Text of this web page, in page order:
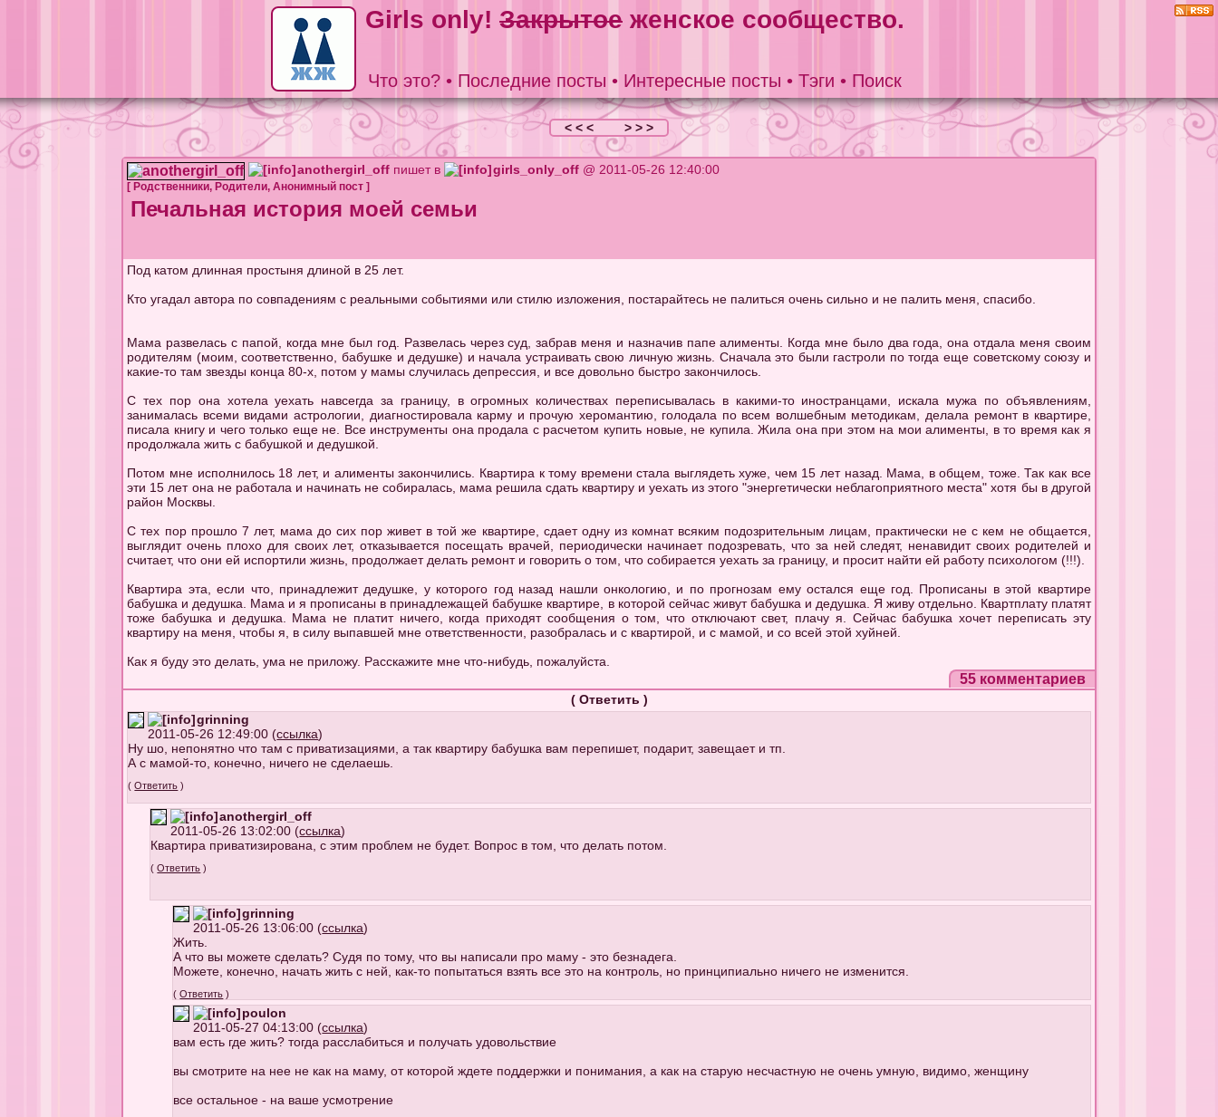
Girls only! Закрытое женское сообщество.
Что это? • Последние посты • Интересные посты • Тэги • Поиск
< < < > > >
anothergirl_off пишет в girls_only_off @ 2011-05-26 12:40:00
[ Родственники, Родители,Анонимный пост ]
Печальная история моей семьи
Под катом длинная простыня длиной в 25 лет.
Кто угадал автора по совпадениям с реальными событиями или стилю изложения, постарайтесь не палиться очень сильно и не палить меня, спасибо.
Мама развелась с папой, когда мне был год. Развелась через суд, забрав меня и назначив папе алименты. Когда мне было два года, она отдала меня своим
родителям (моим, соответственно, бабушке и дедушке) и начала устраивать свою личную жизнь. Сначала это были гастроли по тогда еще советскому союзу и
какие-то там звезды конца 80-х, потом у мамы случилась депрессия, и все довольно быстро закончилось.
С тех пор она хотела уехать навсегда за границу, в огромных количествах переписывалась в какими-то иностранцами, искала мужа по объявлениям,
занималась всеми видами астрологии, диагностировала карму и прочую херомантию, голодала по всем волшебным методикам, делала ремонт в квартире,
писала книгу и чего только еще не. Все инструменты она продала с расчетом купить новые, не купила. Жила она при этом на мои алименты, в то время как я
продолжала жить с бабушкой и дедушкой.
Потом мне исполнилось 18 лет, и алименты закончились. Квартира к тому времени стала выглядеть хуже, чем 15 лет назад. Мама, в общем, тоже. Так как все
эти 15 лет она не работала и начинать не собиралась, мама решила сдать квартиру и уехать из этого "энергетически неблагоприятного места" хотя бы в другой
район Москвы.
С тех пор прошло 7 лет, мама до сих пор живет в той же квартире, сдает одну из комнат всяким подозрительным лицам, практически не с кем не общается,
выглядит очень плохо для своих лет, отказывается посещать врачей, периодически начинает подозревать, что за ней следят, ненавидит своих родителей и
считает, что они ей испортили жизнь, продолжает делать ремонт и говорить о том, что собирается уехать за границу, и просит найти ей работу психологом (!!!).
Квартира эта, если что, принадлежит дедушке, у которого год назад нашли онкологию, и по прогнозам ему остался еще год. Прописаны в этой квартире
бабушка и дедушка. Мама и я прописаны в принадлежащей бабушке квартире, в которой сейчас живут бабушка и дедушка. Я живу отдельно. Квартплату платят
тоже бабушка и дедушка. Мама не платит ничего, когда приходят сообщения о том, что отключают свет, плачу я. Сейчас бабушка хочет переписать эту
квартиру на меня, чтобы я, в силу выпавшей мне ответственности, разобралась и с квартирой, и с мамой, и со всей этой хуйней.
Как я буду это делать, ума не приложу. Расскажите мне что-нибудь, пожалуйста.
55 комментариев
( Ответить )
grinning
2011-05-26 12:49:00 (ссылка)
Ну шо, непонятно что там с приватизациями, а так квартиру бабушка вам перепишет, подарит, завещает и тп.
А с мамой-то, конечно, ничего не сделаешь.
(Ответить )
anothergirl_off
2011-05-26 13:02:00 (ссылка)
Квартира приватизирована, с этим проблем не будет. Вопрос в том, что делать потом.
(Ответить )
grinning
2011-05-26 13:06:00 (ссылка)
Жить.
А что вы можете сделать? Судя по тому, что вы написали про маму - это безнадега.
Можете, конечно, начать жить с ней, как-то попытаться взять все это на контроль, но принципиально ничего не изменится.
(Ответить )
poulon
2011-05-27 04:13:00 (ссылка)
вам есть где жить? тогда расслабиться и получать удовольствие
вы смотрите на нее не как на маму, от которой ждете поддержки и понимания, а как на старую несчастную не очень умную, видимо, женщину
все остальное - на ваше усмотрение